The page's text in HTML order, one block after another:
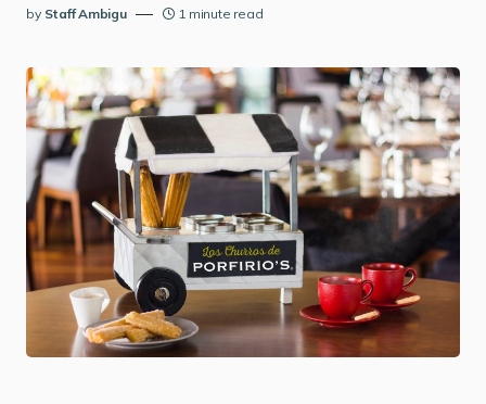
by Staff Ambigu 1 minute read